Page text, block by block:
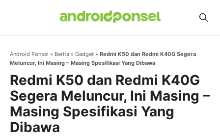
Android Ponsel » Berita » Gadget » Redmi K50 dan Redmi K40G Segera
Meluncur, Ini Masing – Masing Spesifikasi Yang Dibawa
Redmi K50 dan Redmi K40G
Segera Meluncur, Ini Masing –
Masing Spesifikasi Yang
Dibawa